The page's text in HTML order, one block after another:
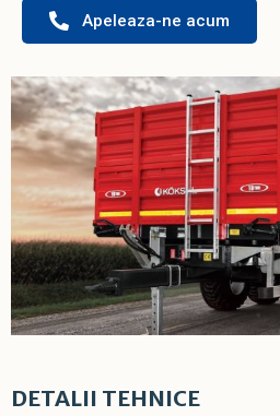
Apeleaza-ne acum
DETALII TEHNICE